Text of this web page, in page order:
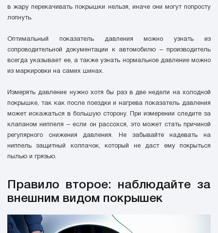
в жару перекачивать покрышки нельзя, иначе они могут попросту
лопнуть.
Оптимальный показатель давления можно узнать из
сопроводительной документации к автомобилю – производитель
всегда указывает ее, а также узнать нормальное давление можно
из маркировки на самих шинах.
Измерять давление нужно хотя бы раз в две недели на холодной
покрышке, так как после поездки и нагрева показатель давления
может искажаться в большую сторону. При измерении следите за
клапаном ниппеля – если он рассохся, это может стать причиной
регулярного снижения давления. Не забывайте надевать на
ниппель защитный колпачок, который не даст ему покрыться
пылью и грязью.
Правило второе: наблюдайте за
внешним видом покрышек